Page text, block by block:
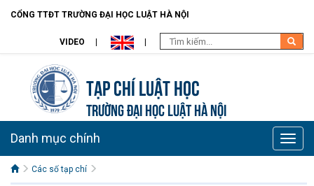
CỔNG TTĐT TRƯỜNG ĐẠI HỌC LUẬT HÀ NỘI
VIDEO
Tạp chí Luật học
TRƯỜNG ĐẠI HỌC LUẬT HÀ NỘI
Toggle
Danh mục chính
Các số tạp chí